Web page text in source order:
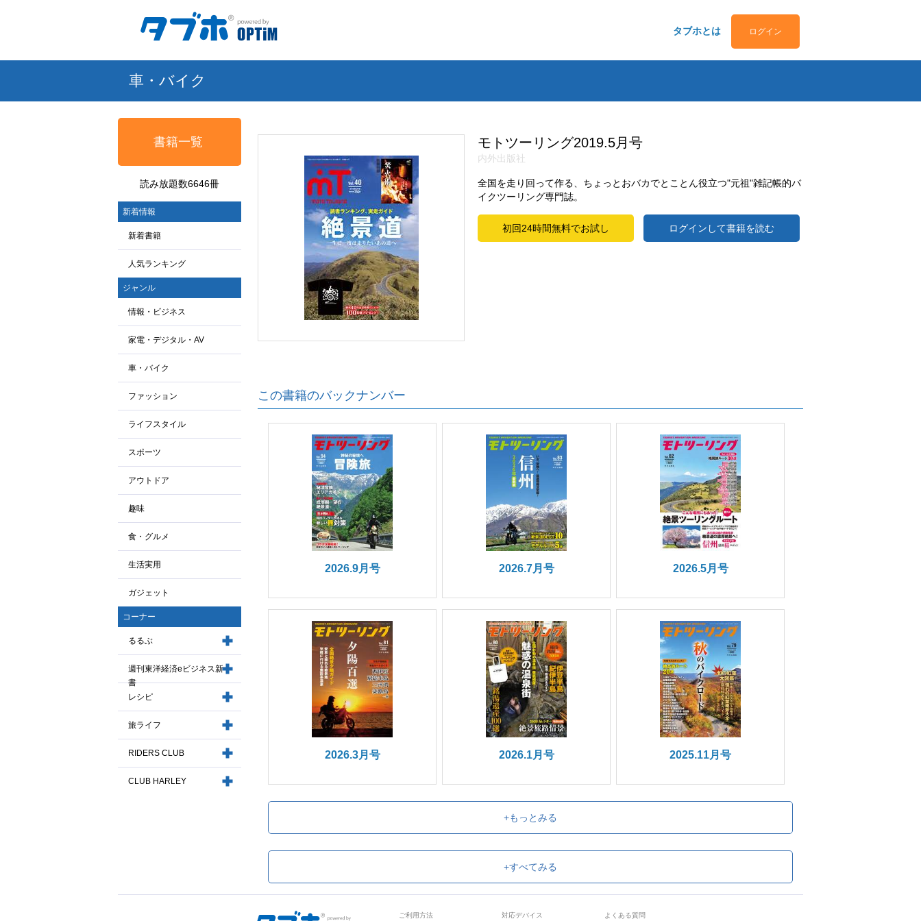
タブホとは ログイン
車・バイク
書籍一覧
読み放題数6646冊
新着情報
新着書籍
人気ランキング
ジャンル
情報・ビジネス
家電・デジタル・AV
車・バイク
ファッション
ライフスタイル
スポーツ
アウトドア
趣味
食・グルメ
生活実用
ガジェット
コーナー
るるぶ
週刊東洋経済eビジネス新
書
レシピ
旅ライフ
RIDERS CLUB
CLUB HARLEY
モトツーリング2019.5月号
内外出版社
全国を走り回って作る、ちょっとおバカでとことん役立つ"元祖"雑記帳的バ
イクツーリング専門誌。
初回24時間無料でお試し ログインして書籍を読む
この書籍のバックナンバー
2026.9月号 2026.7月号 2026.5月号
2026.3月号 2026.1月号 2025.11月号
+もっとみる
+すべてみる
ご利用方法 対応デバイス よくある質問